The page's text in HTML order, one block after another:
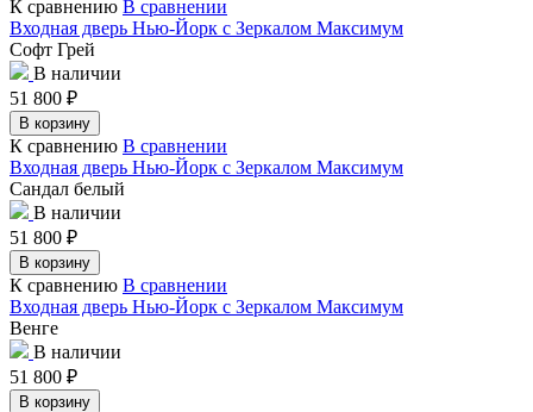
К сравнению В сравнении
Входная дверь Нью-Йорк с Зеркалом Максимум
Софт Грей
В наличии
51 800 ₽
В корзину
К сравнению В сравнении
Входная дверь Нью-Йорк с Зеркалом Максимум
Сандал белый
В наличии
51 800 ₽
В корзину
К сравнению В сравнении
Входная дверь Нью-Йорк с Зеркалом Максимум
Венге
В наличии
51 800 ₽
В корзину